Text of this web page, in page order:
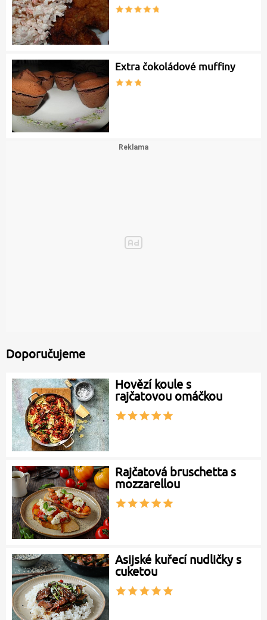
Extra čokoládové muffiny
Doporučujeme
Hovězí koule s
rajčatovou omáčkou
Rajčatová bruschetta s
mozzarellou
Asijské kuřecí nudličky s
cuketou